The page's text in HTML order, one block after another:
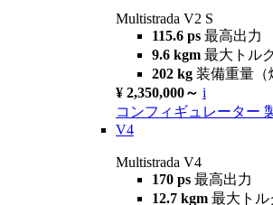
Multistrada V2 S
115.6 ps 最高出力
9.6 kgm 最大トル
202 kg 装備重量（
¥ 2,350,000～ i
コンフィギュレーター
V4
Multistrada V4
170 ps 最高出力
12.7 kgm 最大トル